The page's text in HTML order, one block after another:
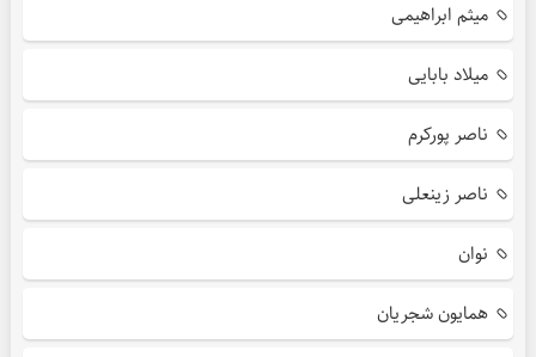
میثم ابراهیمی
میلاد بابایی
ناصر پورکرم
ناصر زینعلی
نوان
همایون شجریان